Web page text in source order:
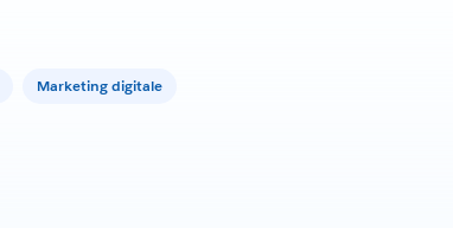
Marketing digitale